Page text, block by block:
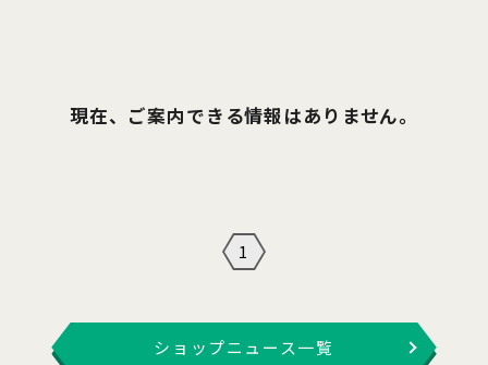
現在、ご案内できる情報はありません。
1
ショップニュース一覧